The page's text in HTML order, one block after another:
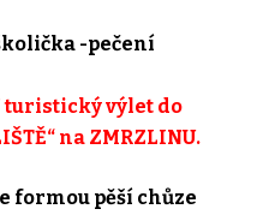
-pečení
turistický výlet do
na ZMRZLINU.
formou pěší chůze